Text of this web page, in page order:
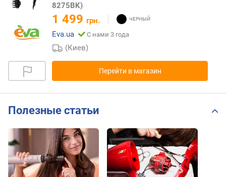
8275BK)
1 499 грн.
Eva.ua
С нами 3 года
(Киев)
Перейти в магазин
Полезные статьи